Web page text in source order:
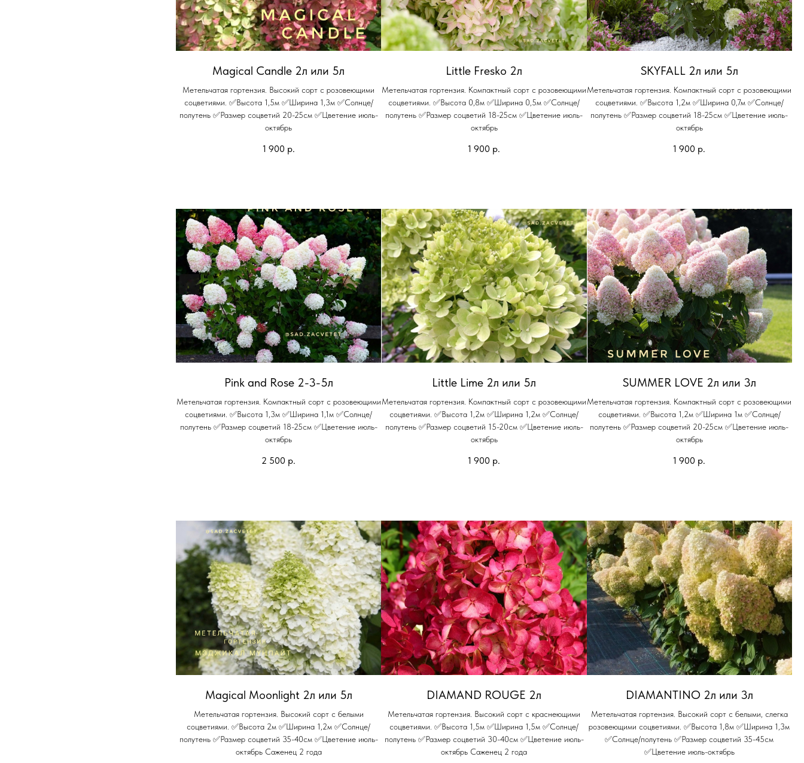
Magical Candle 2л или 5л
Метельчатая гортензия. Высокий сорт с розовеющими
соцветиями. ✅Высота 1,5м ✅Ширина 1,3м ✅Солнце/
полутень ✅Размер соцветий 20-25см ✅Цветение июль-
октябрь
1 900 р.
Little Fresko 2л
Метельчатая гортензия. Компактный сорт с розовеющими
соцветиями. ✅Высота 0,8м ✅Ширина 0,5м ✅Солнце/
полутень ✅Размер соцветий 18-25см ✅Цветение июль-
октябрь
1 900 р.
SKYFALL 2л или 5л
Метельчатая гортензия. Компактный сорт с розовеющими
соцветиями. ✅Высота 1,2м ✅Ширина 0,7м ✅Солнце/
полутень ✅Размер соцветий 18-25см ✅Цветение июль-
октябрь
1 900 р.
Pink and Rose 2-3-5л
Метельчатая гортензия. Компактный сорт с розовеющими
соцветиями. ✅Высота 1,3м ✅Ширина 1,1м ✅Солнце/
полутень ✅Размер соцветий 18-25см ✅Цветение июль-
октябрь
2 500 р.
Little Lime 2л или 5л
Метельчатая гортензия. Компактный сорт с розовеющими
соцветиями. ✅Высота 1,2м ✅Ширина 1,2м ✅Солнце/
полутень ✅Размер соцветий 15-20см ✅Цветение июль-
октябрь
1 900 р.
SUMMER LOVE 2л или 3л
Метельчатая гортензия. Компактный сорт с розовеющими
соцветиями. ✅Высота 1,2м ✅Ширина 1м ✅Солнце/
полутень ✅Размер соцветий 20-25см ✅Цветение июль-
октябрь
1 900 р.
Magical Moonlight 2л или 5л
Метельчатая гортензия. Высокий сорт с белыми
соцветиями. ✅Высота 2м ✅Ширина 1,2м ✅Солнце/
полутень ✅Размер соцветий 35-40см ✅Цветение июль-
октябрь Саженец 2 года
DIAMAND ROUGE 2л
Метельчатая гортензия. Высокий сорт с краснеющими
соцветиями. ✅Высота 1,5м ✅Ширина 1,5м ✅Солнце/
полутень ✅Размер соцветий 30-40см ✅Цветение июль-
октябрь Саженец 2 года
DIAMANTINO 2л или 3л
Метельчатая гортензия. Высокий сорт с белыми, слегка
розовеющими соцветиями. ✅Высота 1,8м ✅Ширина 1,3м
✅Солнце/полутень ✅Размер соцветий 35-45см
✅Цветение июль-октябрь